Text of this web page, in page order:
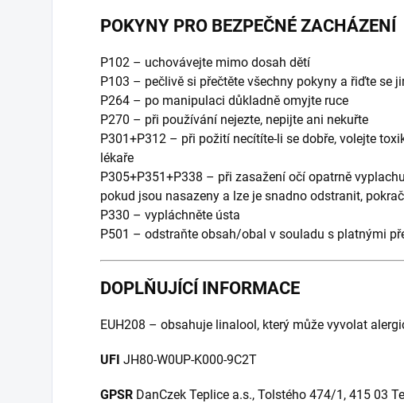
POKYNY PRO BEZPEČNÉ ZACHÁZENÍ
P102 – uchovávejte mimo dosah dětí
P103 – pečlivě si přečtěte všechny pokyny a řiďte se
P264 – po manipulaci důkladně omyjte ruce
P270 – při používání nejezte, nepijte ani nekuřte
P301+P312 – při požití necítíte-li se dobře, volejte
lékaře
P305+P351+P338 – při zasažení očí opatrně
pokud jsou nasazeny a lze je snadno odstranit,
P330 – vypláchněte ústa
P501 – odstraňte obsah/obal v souladu s platnými
DOPLŇUJÍCÍ INFORMACE
EUH208 – obsahuje linalool, který může vyvolat
UFI JH80-W0UP-K000-9C2T
GPSR DanCzek Teplice a.s., Tolstého 474/1, 415 03